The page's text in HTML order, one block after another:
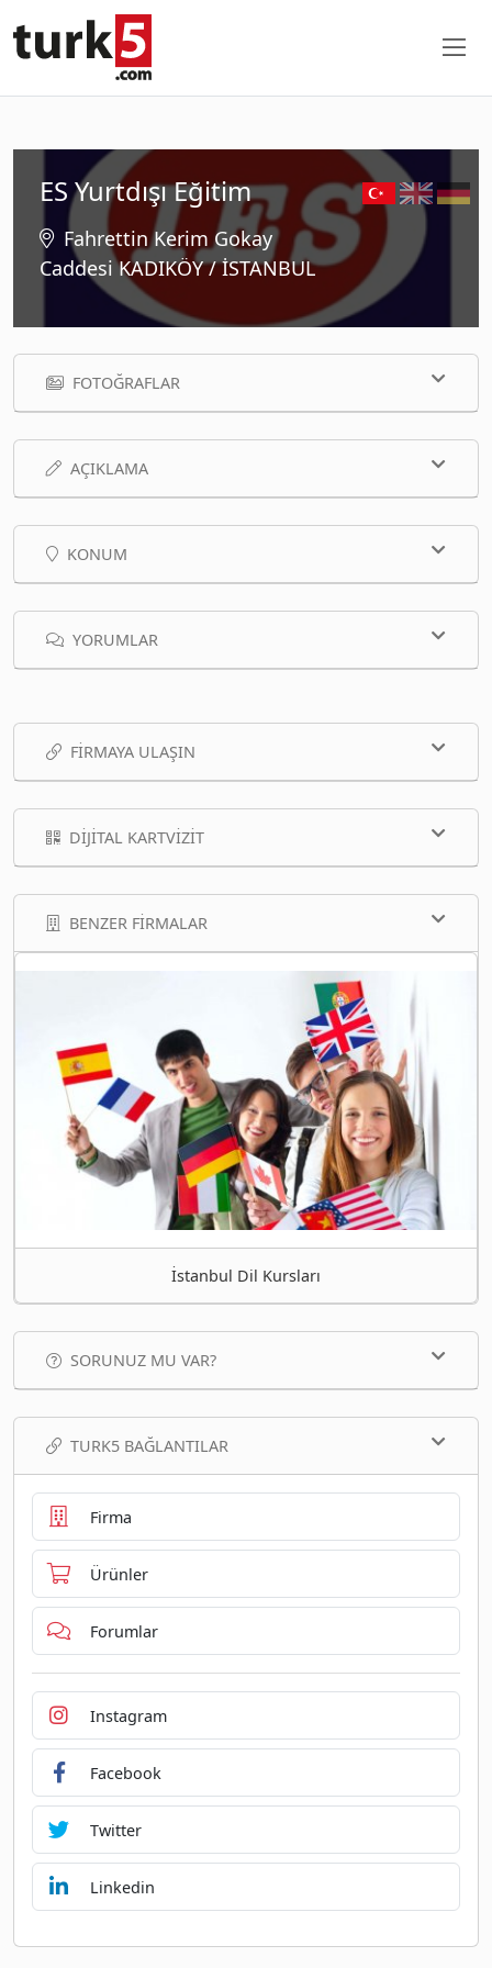
ES Yurtdışı Eğitim
Fahrettin Kerim Gokay
Caddesi KADIKÖY / İSTANBUL
FOTOĞRAFLAR
AÇIKLAMA
KONUM
YORUMLAR
FIRMAYA ULAŞIN
DIJITAL KARTVIZIT
BENZER FIRMALAR
İstanbul Dil Kursları
SORUNUZ MU VAR?
TURK5 BAĞLANTILAR
Firma
Ürünler
Forumlar
Instagram
Facebook
Twitter
Linkedin